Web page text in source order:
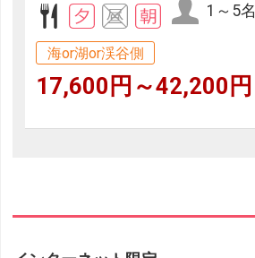
1～5名
海or湖or渓谷側
17,600円～42,200円